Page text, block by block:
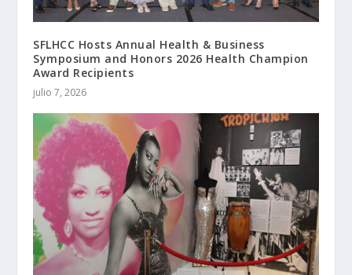
SFLHCC Hosts Annual Health & Business
Symposium and Honors 2026 Health Champion
Award Recipients
julio 7, 2026